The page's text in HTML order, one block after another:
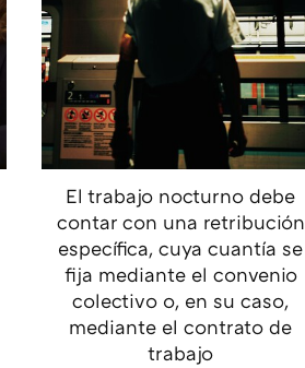
El trabajo nocturno debe
contar con una retribución
específica, cuya cuantía se
fija mediante el convenio
colectivo o, en su caso,
mediante el contrato de
trabajo